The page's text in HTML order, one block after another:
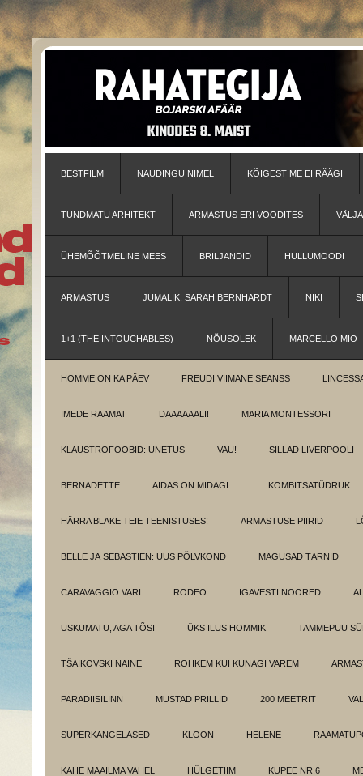
BESTFILM NAUDINGU NIMEL KÕIGEST ME EI RÄÄGI
TUNDMATU ARHITEKT ARMASTUS ERI VOODITES
ÜHEMÕÕTMELINE MEES BRILJANDID HULLUMOODI
ARMASTUS JUMALIK. SARAH BERNHARDT NIKI
1+1 (THE INTOUCHABLES) NÕUSOLEK MARCELLO MIO
HOMME ON KA PÄEV FREUDI VIIMANE SEANSS
IMEDE RAAMAT DAAAAAALI! MARIA MONTESSORI
KLAUSTROFOOBID: UNETUS VAU! SILLAD LIVERPOOLI
BERNADETTE AIDAS ON MIDAGI... KOMBITSATÜDRUK
HÄRRA BLAKE TEIE TEENISTUSES! ARMASTUSE PIIRID
BELLE JA SEBASTIEN: UUS PÕLVKOND MAGUSAD TÄRNID
CARAVAGGIO VARI RODEO IGAVESTI NOORED
USKUMATU, AGA TÕSI ÜKS ILUS HOMMIK TAMMEPUU
TŠAIKOVSKI NAINE ROHKEM KUI KUNAGI VAREM
PARADIISILINN MUSTAD PRILLID 200 MEETRIT
SUPERKANGELASED KLOON HELENE
KAHE MAAILMA VAHEL HÜLGETIIM KUPEE NR.6